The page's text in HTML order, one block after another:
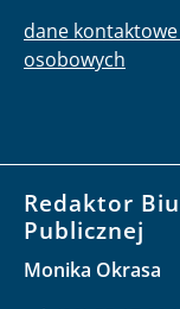
dane
osobowych
Redaktor
Publicznej
Monika Okrasa